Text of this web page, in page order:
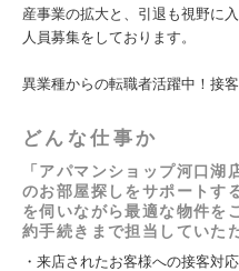
産事業の拡大と、引退も視野に
人員募集をしております。
異業種からの転職者活躍中！接
どんな仕事か
「アパマンショップ河口
のお部屋探しをサポートす
を伺いながら最適な物件を
約手続きまで担当していた
・来店されたお客様への接客対応